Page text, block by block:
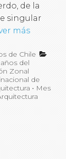
de la
singular
más
de Chile
años del
Zonal
de
• Mes